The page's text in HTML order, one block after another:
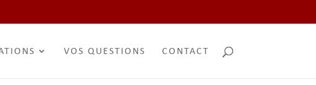
VOS QUESTIONS CONTACT